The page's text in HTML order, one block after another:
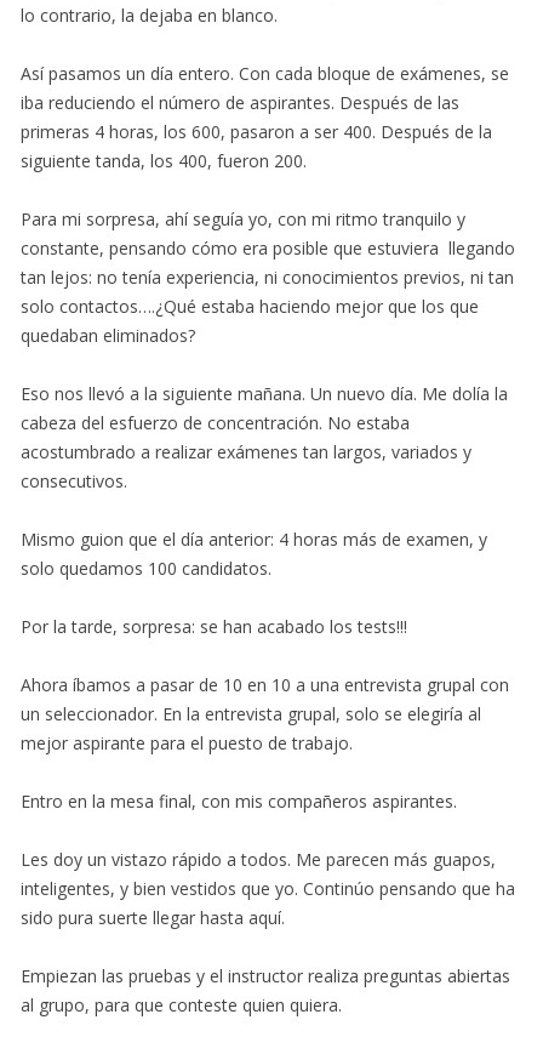
lo contrario, la dejaba en blanco.
Así pasamos un día entero. Con cada bloque de exámenes, se
iba reduciendo el número de aspirantes. Después de las
primeras 4 horas, los 600, pasaron a ser 400. Después de la
siguiente tanda, los 400, fueron 200.
Para mi sorpresa, ahí seguía yo, con mi ritmo tranquilo y
constante, pensando cómo era posible que estuviera llegando
tan lejos: no tenía experiencia, ni conocimientos previos, ni tan
solo contactos….¿Qué estaba haciendo mejor que los que
quedaban eliminados?
Eso nos llevó a la siguiente mañana. Un nuevo día. Me dolía la
cabeza del esfuerzo de concentración. No estaba
acostumbrado a realizar exámenes tan largos, variados y
consecutivos.
Mismo guion que el día anterior: 4 horas más de examen, y
solo quedamos 100 candidatos.
Por la tarde, sorpresa: se han acabado los tests!!!
Ahora íbamos a pasar de 10 en 10 a una entrevista grupal con
un seleccionador. En la entrevista grupal, solo se elegiría al
mejor aspirante para el puesto de trabajo.
Entro en la mesa final, con mis compañeros aspirantes.
Les doy un vistazo rápido a todos. Me parecen más guapos,
inteligentes, y bien vestidos que yo. Continúo pensando que ha
sido pura suerte llegar hasta aquí.
Empiezan las pruebas y el instructor realiza preguntas abiertas
al grupo, para que conteste quien quiera.